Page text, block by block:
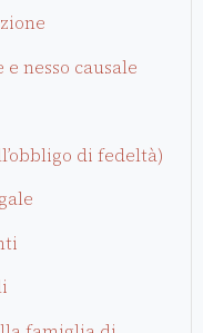
nesso causale
di fedeltà)